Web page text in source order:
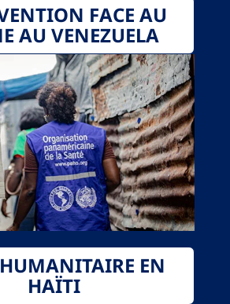
FACE AU
AU VENEZUELA
EN
HAÏTI